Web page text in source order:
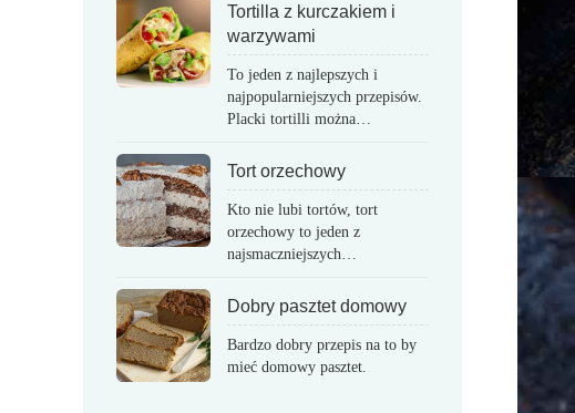
Tortilla z kurczakiem i
warzywami
To jeden z najlepszych i
najpopularniejszych przepisów.
Placki tortilli można…
Tort orzechowy
Kto nie lubi tortów, tort
orzechowy to jeden z
najsmaczniejszych…
Dobry pasztet domowy
Bardzo dobry przepis na to by
mieć domowy pasztet.